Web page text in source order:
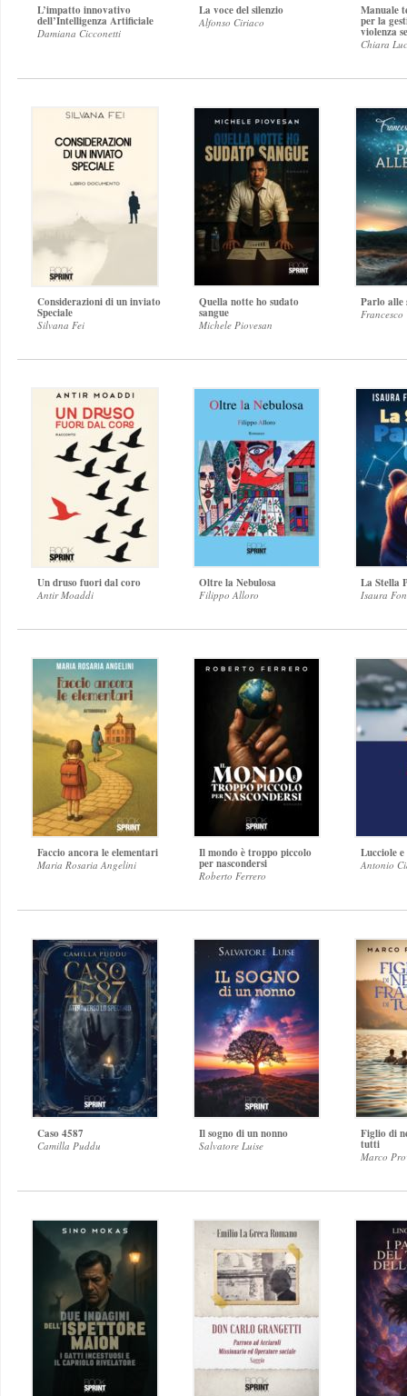
L’impatto innovativo
dell’Intelligenza Artificiale
Damiana Cicconetti
La voce del silenzio
Alfonso Ciriaco
Manuale
per la
violenza
Chiara
Considerazioni di un inviato
Speciale
Silvana Fei
Quella notte ho sudato
sangue
Michele Piovesan
Parlo alle
Un druso fuori dal coro
Antir Moaddi
Oltre la Nebulosa
Filippo Alloro
La Stella
Isaura
Faccio ancora le elementari
Maria Rosaria Angelini
Il mondo è troppo piccolo
per nascondersi
Roberto Ferrero
Lucciole
Antonio
Caso 4587
Camilla Puddu
Il sogno di un nonno
Salvatore Luise
Figlio di
tutti
Marco